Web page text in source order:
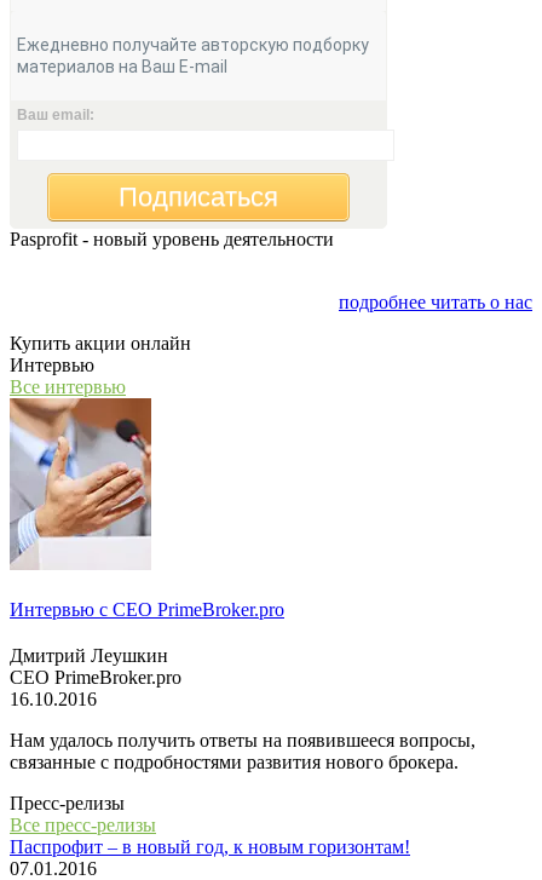
Ежедневно получайте авторскую подборку
материалов на Ваш E-mail
Ваш email:
Подписаться
Pasprofit - новый уровень деятельности
подробнее читать о нас
Купить акции онлайн
Интервью
Все интервью
Интервью с СЕО PrimeBroker.pro
Дмитрий Леушкин
СЕО PrimeBroker.pro
16.10.2016
Нам удалось получить ответы на появившееся вопросы,
связанные с подробностями развития нового брокера.
Пресс-релизы
Все пресс-релизы
Паспрофит – в новый год, к новым горизонтам!
07.01.2016